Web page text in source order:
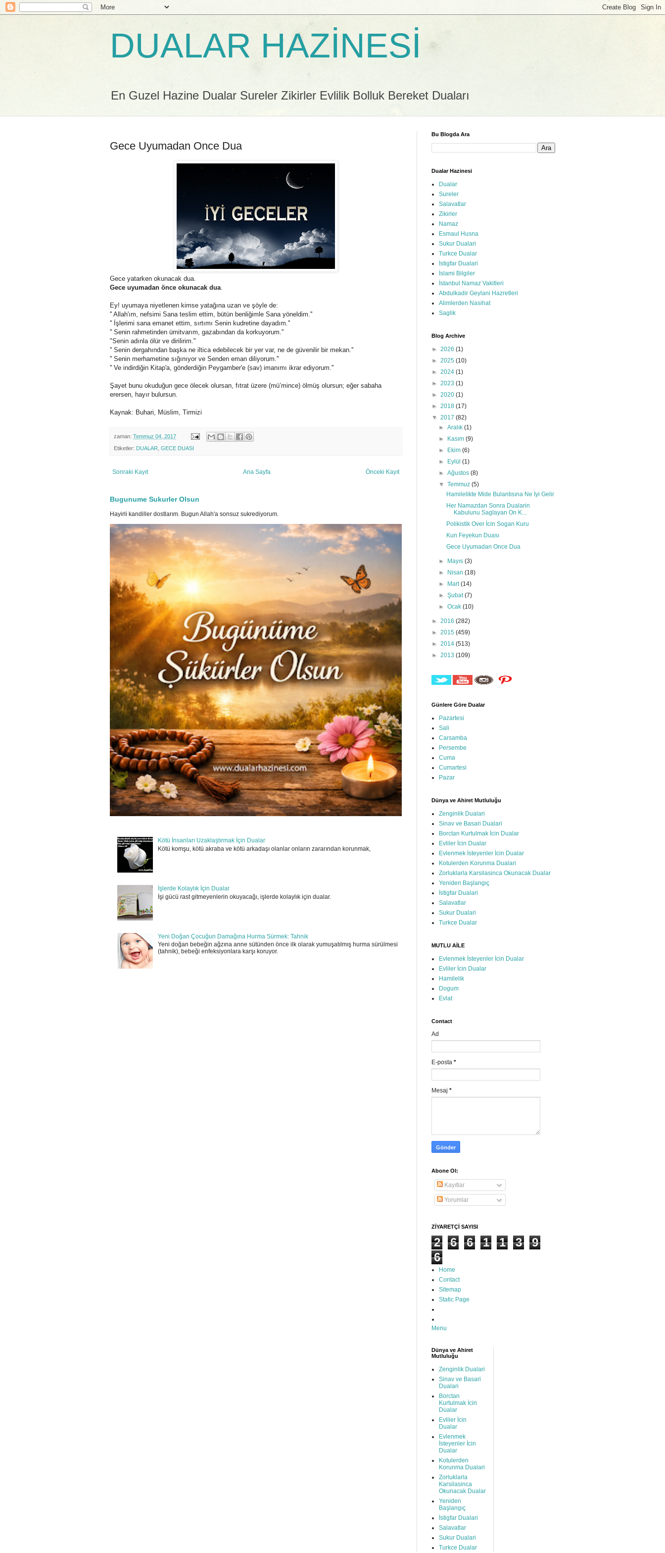
DUALAR HAZİNESİ
En Guzel Hazine Dualar Sureler Zikirler Evlilik Bolluk Bereket Duaları
Gece Uyumadan Once Dua
Gece yatarken okunacak dua.
Gece uyumadan önce okunacak dua
Ey! uyumaya niyetlenen kimse yatağına uzan ve şöyle de:
'' Allah'ım, nefsimi Sana teslim ettim, bütün benliğimle Sana yöneldim.''
'' İşlerimi sana emanet ettim, sırtımı Senin kudretine dayadım.''
'' Senin rahmetinden ümitvarım, gazabından da korkuyorum.''
"Senin adınla ölür ve dirilirim."
'' Senin dergahından başka ne iltica edebilecek bir yer var, ne de güvenilir bir mekan.''
'' Senin merhametine sığınıyor ve Senden eman diliyorum.''
'' Ve indirdiğin Kitap'a, gönderdiğin Peygamber'e (sav) imanımı ikrar ediyorum.''
Şayet bunu okuduğun gece ölecek olursan, fıtrat üzere (mü’mince) ölmüş olursun; eğer sabaha
erersen, hayır bulursun.
Kaynak: Buhari, Müslim, Tirmizi
zaman: Temmuz 04, 2017
Etiketler: DUALAR GECE DUASI
Sonraki Kayıt Önceki Kayıt
Ana Sayfa
Bugunume Sukurler Olsun
Hayirli kandiller dostlarım. Bugun Allah'a sonsuz sukrediyorum.
Kötü İnsanları Uzaklaştırmak İçin Dualar
Kötü komşu, kötü akraba ve kötü arkadaşı olanlar onların zararından korunmak,
İşlerde Kolaylık İçin Dualar
İşi gücü rast gitmeyenlerin okuyacağı, işlerde kolaylık için dualar.
Yeni Doğan Çocuğun Damağına Hurma Sürmek: Tahnik
Yeni doğan bebeğin ağzına anne sütünden önce ilk olarak yumuşatılmış hurma sürülmesi
(tahnik), bebeği enfeksiyonlara karşı koruyor.
Bu Blogda Ara
Dualar Hazinesi
Dualar
Sureler
Salavatlar
Zikirler
Namaz
Esmaul Husna
Sukur Dualari
Turkce Dualar
İstigfar Dualari
İslami Bilgiler
İstanbul Namaz Vakitleri
Abdulkadir Geylani Hazretleri
Alimlerden Nasihat
Saglik
Blog Archive
► 2026 (1)
► 2025 (10)
► 2024 (1)
► 2023 (1)
► 2020 (1)
► 2018 (17)
▼ 2017 (82)
►Aralık(1)
►
Kasım(9)
►
Ekim(6)
►
Eylül(1)
►Ağustos(8)
▼Temmuz(5)
Hamilelikte Mide Bulantısına Ne İyi Gelir
Her Namazdan Sonra Dualarin
Kabulunu Saglayan On K...
Polikistik Over İcin Sogan Kuru
Kun Feyekun Duası
Gece Uyumadan Once Dua
► Mayıs(3)
►
Nisan(18)
►
Mart(14)
►Şubat(7)
►Ocak(10)
► 2016 (282)
► 2015 (459)
► 2014 (513)
► 2013 (109)
Günlere Göre Dualar
Pazartesi
Sali
Carsamba
Persembe
Cuma
Cumartesi
Pazar
Dünya ve Ahiret Mutluluğu
Zenginlik Dualari
Sinav ve Basari Dualari
Borctan Kurtulmak İcin Dualar
Evliler İcin Dualar
Evlenmek İsteyenler İcin Dualar
Kotulerden Korunma Dualari
Zorluklarla Karsilasinca Okunacak Dualar
Yeniden Başlangıç
İstigfar Dualari
Salavatlar
Sukur Dualari
Turkce Dualar
MUTLU AİLE
Evlenmek İsteyenler İcin Dualar
Evliler İcin Dualar
Hamilelik
Dogum
Evlat
Contact
Ad
E-posta *
Mesaj *
Abone Ol:
Kayıtlar
Yorumlar
ZİYARETÇİ SAYISI
2 6 6 1 1 3
9
6
Home
Contact
Sitemap
Static Page
Menu
Dünya ve Ahiret
Mutluluğu
Zenginlik Dualari
Sinav ve Basari
Dualari
Borctan
Kurtulmak İcin
Dualar
Evliler İcin
Dualar
Evlenmek
İsteyenler İcin
Dualar
Kotulerden
Korunma Dualari
Zorluklarla
Karsilasinca
Okunacak Dualar
Yeniden
Başlangıç
İstigfar Dualari
Salavatlar
Sukur Dualari
Turkce Dualar